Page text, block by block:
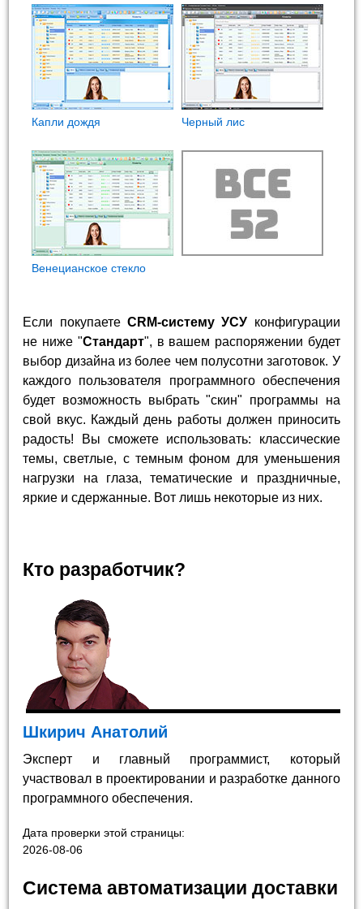
Капли дождя Черный лис
Венецианское стекло
Если покупаете CRM-систему УСУ конфигурации
не ниже "Стандарт", в вашем распоряжении будет
выбор дизайна из более чем полусотни заготовок. У
каждого пользователя программного обеспечения
будет возможность выбрать "скин" программы на
свой вкус. Каждый день работы должен приносить
радость! Вы сможете использовать: классические
темы, светлые, с темным фоном для уменьшения
нагрузки на глаза, тематические и праздничные,
яркие и сдержанные. Вот лишь некоторые из них.
Кто разработчик?
Шкирич Анатолий
Эксперт и главный программист, который
участвовал в проектировании и разработке данного
программного обеспечения.
Дата проверки этой страницы:
2026-08-06
Система автоматизации доставки